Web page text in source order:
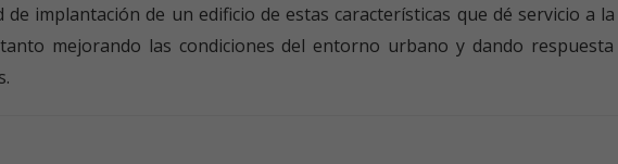
de implantación de un edificio de estas características que dé servicio a
mejorando las condiciones del entorno urbano y dando respuesta